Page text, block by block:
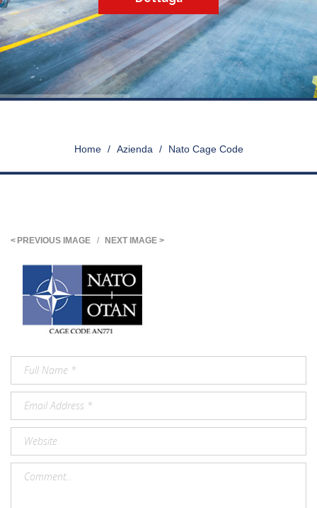
Home >Azienda Nato Cage Code
PREVIOUS IMAGE NEXT IMAGE